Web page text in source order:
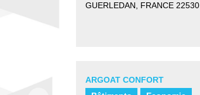
GUERLEDAN, FRANCE 22530
ARGOAT CONFORT